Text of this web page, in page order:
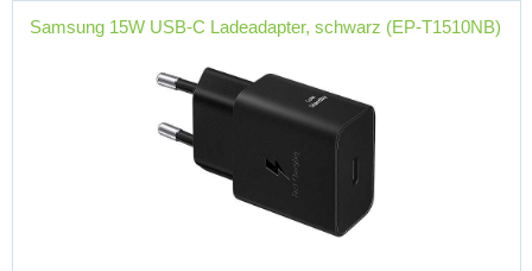
Samsung 15W USB-C Ladeadapter, schwarz (EP-T1510NB)